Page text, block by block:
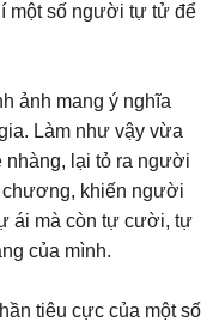
một số người tự tử để
ảnh mang ý nghĩa
Làm như vậy vừa
nhàng, lại tỏ ra người
chương, khiến người
ái mà còn tự cười, tự
của mình.
tiêu cực của một số